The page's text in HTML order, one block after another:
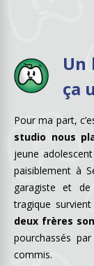
.
Un
ça
Pour ma part,
studio nous
jeune
paisiblement à
garagiste et de
tragique
deux frères
pourchassés
commis.